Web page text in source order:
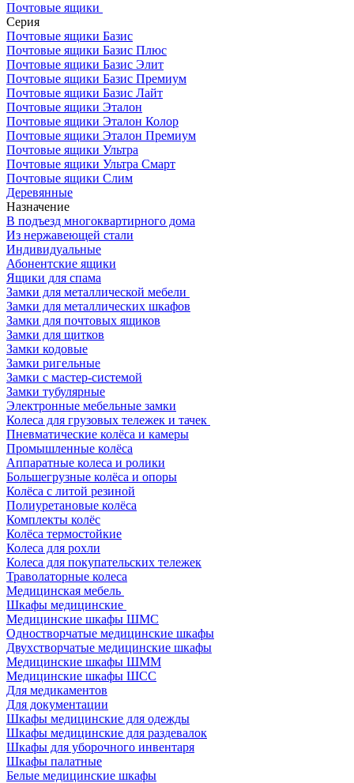
Почтовые ящики
Серия
Почтовые ящики Базис
Почтовые ящики Базис Плюс
Почтовые ящики Базис Элит
Почтовые ящики Базис Премиум
Почтовые ящики Базис Лайт
Почтовые ящики Эталон
Почтовые ящики Эталон Колор
Почтовые ящики Эталон Премиум
Почтовые ящики Ультра
Почтовые ящики Ультра Смарт
Почтовые ящики Слим
Деревянные
Назначение
В подъезд многоквартирного дома
Из нержавеющей стали
Индивидуальные
Абонентские ящики
Ящики для спама
Замки для металлической мебели
Замки для металлических шкафов
Замки для почтовых ящиков
Замки для щитков
Замки кодовые
Замки ригельные
Замки с мастер-системой
Замки тубулярные
Электронные мебельные замки
Колеса для грузовых тележек и тачек
Пневматические колёса и камеры
Промышленные колёса
Аппаратные колеса и ролики
Большегрузные колёса и опоры
Колёса с литой резиной
Полиуретановые колёса
Комплекты колёс
Колёса термостойкие
Колеса для рохли
Колеса для покупательских тележек
Траволаторные колеса
Медицинская мебель
Шкафы медицинские
Медицинские шкафы ШМС
Одностворчатые медицинские шкафы
Двухстворчатые медицинские шкафы
Медицинские шкафы ШММ
Медицинские шкафы ШСС
Для медикаментов
Для документации
Шкафы медицинские для одежды
Шкафы медицинские для раздевалок
Шкафы для уборочного инвентаря
Шкафы палатные
Белые медицинские шкафы